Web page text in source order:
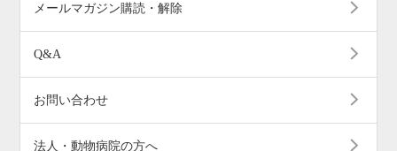
メールマガジン購読・解除
Q&A
お問い合わせ
法人・動物病院の方へ